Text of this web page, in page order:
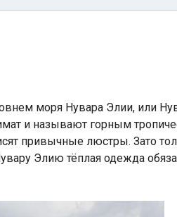
моря Нувара Элии, или
и называют горным
привычные люстры. Зато
Элию тёплая одежда